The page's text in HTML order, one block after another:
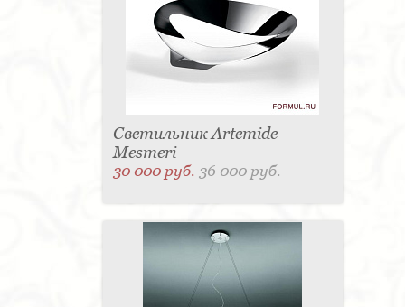
великолепное предложение от Artemide для ярких
дизайнерских интерьеров. Он органичен в жилых
помещениях, а также отлично подойдёт для кафе-
баров, ресторанов, отелей, оформленных в
современном стиле.
Итальянские стеклодувы славятся своим мастерством
лампа Patroclo итальянской фабрики Artemide из
выдувного стекла в очередной раз является
подтверждением традиционного итальянского
качества. Современная дизайнерская модель
внимательным отношением к мельчайшим деталям.
Настольная лампа из прозрачного стекла, украшенная
декоративной сеткой, выглядит очень необычно и
креативно. Безусловно, в помещениях,
декорированных в современных стилевых
направлениях, эта модель займёт достойное место.
Светильник Artemide
Mesmeri
30 000 руб.36 000 руб.